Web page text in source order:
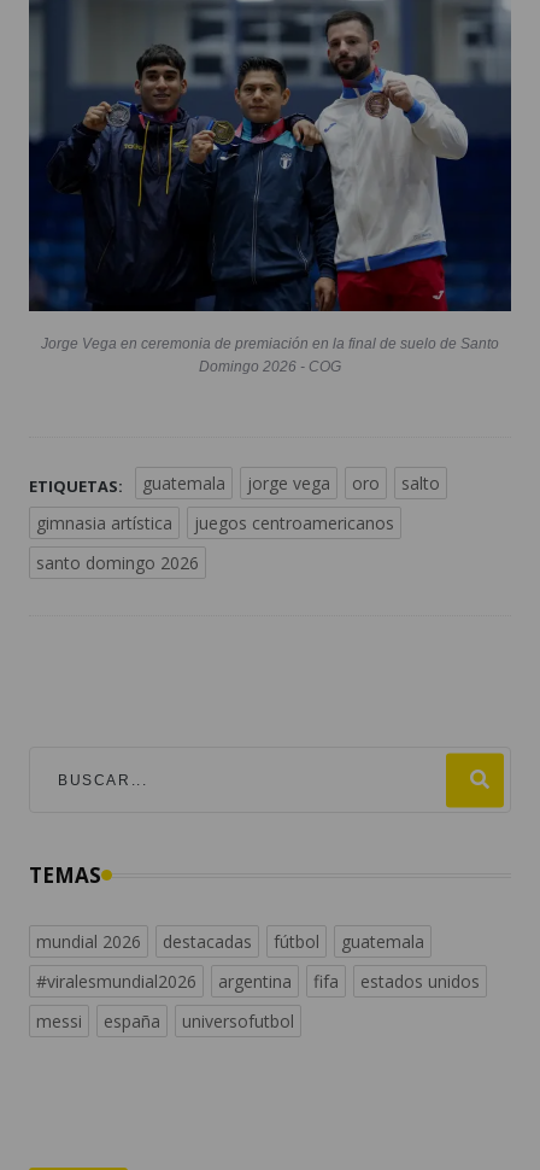
Jorge Vega en ceremonia de premiación en la final de suelo de Santo
Domingo 2026 - COG
ETIQUETAS: guatemala jorge vega oro
salto
gimnasia artística
juegos centroamericanos
santo domingo 2026
TEMAS
mundial 2026 destacadas fútbol
guatemala
#viralesmundial2026
argentina fifa
estados unidos
messi
españa universofutbol